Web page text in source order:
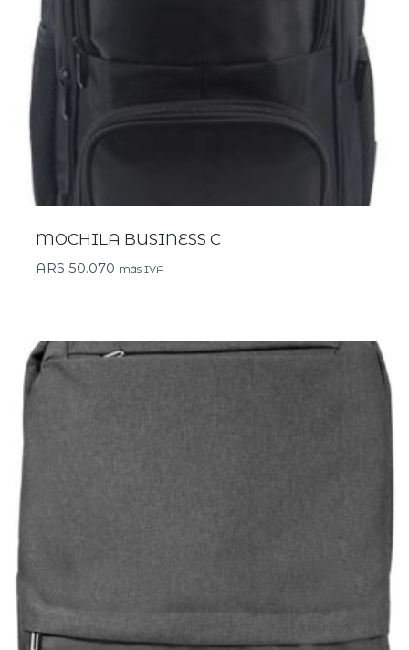
MOCHILA BUSINESS C
ARS 50.070 más IVA